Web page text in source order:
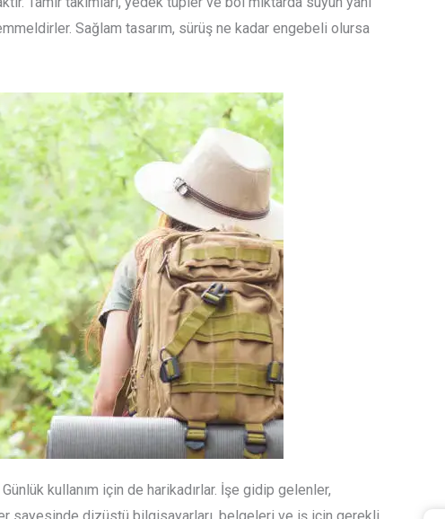
Sağlam tasarım, sürüş ne kadar engebeli olursa
kullanım için de harikadırlar. İşe gidip gelenler,